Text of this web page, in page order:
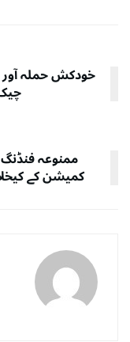
خودکش حملہ آور
ممنوعہ
کمیشن کے